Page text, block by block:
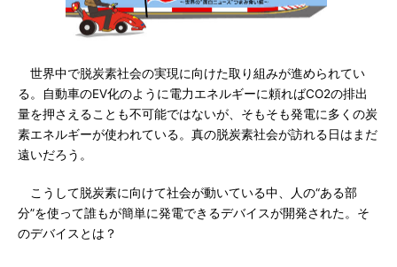
世界中で脱炭素社会の実現に向けた取り組みが進められてい
る。自動車のEV化のように電力エネルギーに頼ればCO2の排出
量を押さえることも不可能ではないが、そもそも発電に多くの炭
素エネルギーが使われている。真の脱炭素社会が訪れる日はまだ
遠いだろう。
こうして脱炭素に向けて社会が動いている中、人の“ある部
分”を使って誰もが簡単に発電できるデバイスが開発された。そ
のデバイスとは？